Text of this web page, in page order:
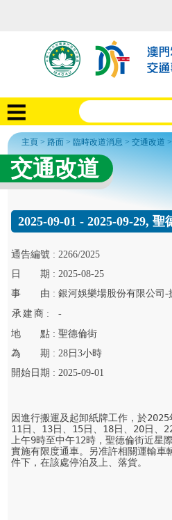
主頁 >路面 > 臨時改道消息 >交通改道 >
交通改道
2025-09-01 - 2025-09-29,
通告編號 :2266/2025
日
期 :2025-08-25
事
由 :銀河娛樂場股份有限公司
承建 商 :
-
地
點 :聖德倫街
為
期 :28 日3小時
開始 日期 :2025-09-01
因進行搬運及起卸紙牌工作，於2025
11日、13日、15日、18日、20日、
上午9時至中午12時，聖德倫街近星
實施有限度通車。另准許相關運輸車
件下，在該處停泊及上、落貨。